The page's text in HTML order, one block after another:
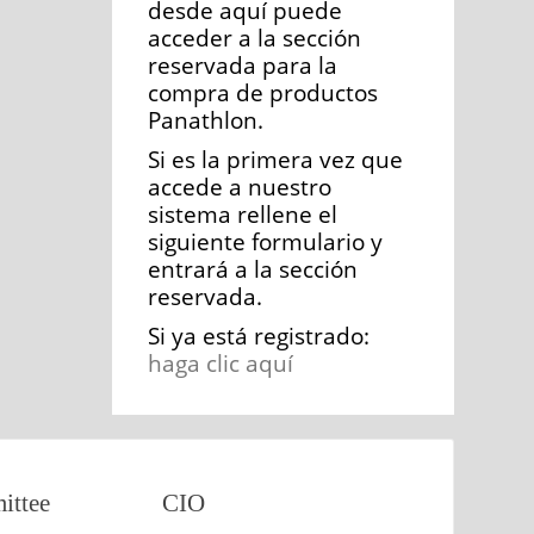
desde aquí puede
acceder a la sección
reservada para la
compra de productos
Panathlon.
Si es la primera vez que
accede a nuestro
sistema rellene el
siguiente formulario y
entrará a la sección
reservada.
Si ya está registrado:
haga clic aquí
CIO